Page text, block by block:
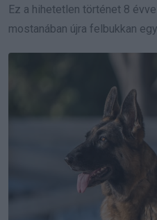
Ez a hihetetlen történet 8
mostanában újra felbukkan